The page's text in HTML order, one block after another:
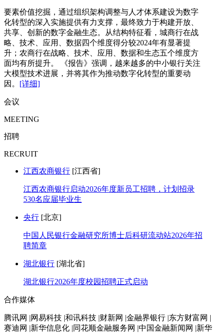
要素价值挖掘，通过组织架构调整与人才体系建设为数字
化转型的深入实施提供有力支撑，最终致力于构建开放、
共享、创新的数字金融生态。从结构特征看，城商行在战
略、技术、应用、数据四个维度得分较2024年有显著提
升；农商行在战略、技术、应用、数据和生态五个维度方
面均有所提升。 《报告》强调，越来越多的中小银行关注
大模型技术进展，并将其作为推动数字化转型的重要动
因。 [详细]
会议
MEETING
招聘
RECRUIT
江西农商银行 [江西省]
江西农商银行启动2026年度新员工招聘，计划招录
530名应届毕业生
央行 [北京]
中国人民银行金融研究所博士后科研流动站2026年招
聘简章
湖北银行 [湖北省]
湖北银行2026年度校园招聘正式启动
合作媒体
腾讯网 |网易科技 |和讯科技 |财新网 |金融界银行 |东方财富网 |
赛迪网 |新华信息化 |同花顺金融服务网 |中国金融新闻网 |新华